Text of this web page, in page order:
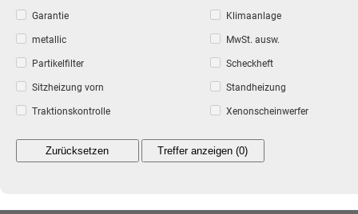
Garantie Klimaanlage
metallic MwSt. ausw.
Partikelfilter Scheckheft
Sitzheizung vorn Standheizung
Traktionskontrolle Xenonscheinwerfer